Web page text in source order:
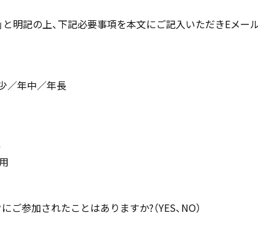
明記の上、下記必要事項を本文にご記入いただきEメー
／年中／年長
参加されたことはありますか?（YES、NO）